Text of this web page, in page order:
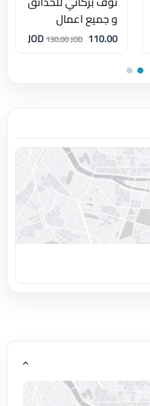
و جميع اعمال
الديكور بمقاسات و
110.00 JOD
130.00 JOD